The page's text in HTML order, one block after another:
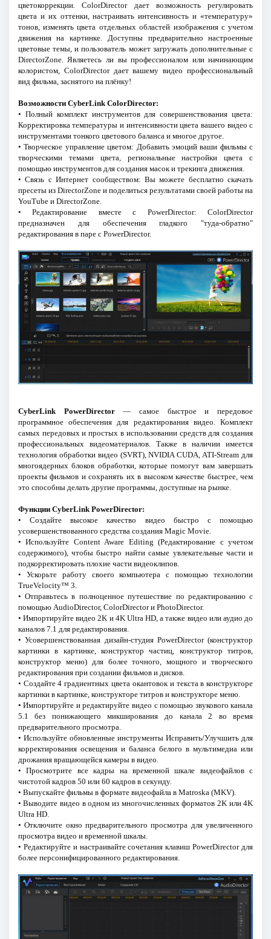
цветокоррекции. ColorDirector дает возможность регулировать
цвета и их оттенки, настраивать интенсивность и «температуру»
тонов, изменять цвета отдельных областей изображения с учетом
движения на картинке. Доступны предварительно настроенные
цветовые темы, и пользователь может загружать дополнительные с
DirectorZone. Являетесь ли вы профессионалом или начинающим
колористом, ColorDirector дает вашему видео профессиональный
вид фильма, заснятого на плёнку!
Возможности CyberLink ColorDirector:
• Полный комплект инструментов для совершенствования цвета:
Корректировка температуры и интенсивности цвета вашего видео с
инструментами тонкого цветового баланса и многое другое.
• Творческое управление цветом: Добавить эмоций ваши фильмы с
творческими темами цвета, региональные настройки цвета с
помощью инструментов для создания масок и трекинга движения.
• Связь с Интернет сообществом: Вы можете бесплатно скачать
пресеты из DirectorZone и поделиться результатами своей работы на
YouTube и DirectorZone.
• Редактирование вместе с PowerDirector: ColorDirector
предназначен для обеспечения гладкого "туда-обратно"
редактирования в паре с PowerDirector.
CyberLink PowerDirector— самое быстрое и передовое
программное обеспечения для редактирования видео. Комплект
самых передовых и простых в использовании средств для создания
профессиональных видеоматериалов. Также в наличии имеется
технология обработки видео (SVRT), NVIDIA CUDA, ATI-Stream для
многоядерных блоков обработки, которые помогут вам завершать
проекты фильмов и сохранять их в высоком качестве быстрее, чем
это способны делать другие программы, доступные на рынке.
Функции CyberLink PowerDirector:
• Создайте высокое качество видео быстро с помощью
усовершенствованного средства создания Magic Movie.
• Используйте Content Aware Editing (Редактирование с учетом
содержимого), чтобы быстро найти самые увлекательные части и
подкорректировать плохие части видеоклипов.
• Ускорьте работу своего компьютера с помощью технологии
TrueVelocity™ 3.
• Отправьтесь в полноценное путешествие по редактированию с
помощью AudioDirector, ColorDirector и PhotoDirector.
• Импортируйте видео 2K и 4K Ultra HD, а также видео или аудио до
каналов 7.1 для редактирования.
• Усовершенствованная дизайн-студия PowerDirector (конструктор
картинки в картинке, конструктор частиц, конструктор титров,
конструктор меню) для более точного, мощного и творческого
редактирования при создании фильмов и дисков.
• Создайте 4 градиентных цвета окантовок и текста в конструкторе
картинки в картинке, конструкторе титров и конструкторе меню.
• Импортируйте и редактируйте видео с помощью звукового канала
5.1 без понижающего микширования до канала 2 во время
предварительного просмотра.
• Используйте обновленные инструменты Исправить/Улучшить для
корректирования освещения и баланса белого в мультимедиа или
дрожания вращающейся камеры в видео.
• Просмотрите все кадры на временной шкале видеофайлов с
чистотой кадров 50 или 60 кадров в секунду.
• Выпускайте фильмы в формате видеофайла в Matroska (MKV).
• Выводите видео в одном из многочисленных форматов 2K или 4K
Ultra HD.
• Отключите окно предварительного просмотра для увеличенного
просмотра видео и временной шкалы.
• Редактируйте и настраивайте сочетания клавиш PowerDirector для
более персонифицированного редактирования.